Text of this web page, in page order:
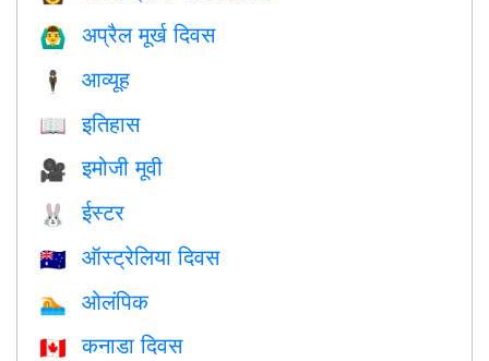
🙆‍♂️ अप्रैल मूर्ख दिवस
🕴️ आव्यूह
📖 इतिहास
🎥 इमोजी मूवी
🐰 ईस्टर
🇦🇺 ऑस्ट्रेलिया दिवस
🏊 ओलंपिक
🇨🇦 कनाडा दिवस